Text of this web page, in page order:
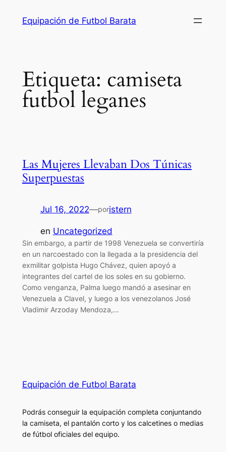
Equipación de Futbol Barata
Etiqueta: camiseta
futbol leganes
Las Mujeres Llevaban Dos Túnicas
Superpuestas
Jul 16, 2022—poristern
en Uncategorized
Sin embargo, a partir de 1998 Venezuela se convertiría
en un narcoestado con la llegada a la presidencia del
exmilitar golpista Hugo Chávez, quien apoyó a
integrantes del cartel de los soles en su gobierno.
Como venganza, Palma luego mandó a asesinar en
Venezuela a Clavel, y luego a los venezolanos José
Vladimir Arzoday Mendoza,…
Equipación de Futbol Barata
Podrás conseguir la equipación completa conjuntando
la camiseta, el pantalón corto y los calcetines o medias
de fútbol oficiales del equipo.